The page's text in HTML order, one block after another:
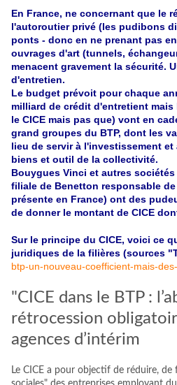
En France, ne concernant que le
l'autoroutier privé (les pudibons
ponts - donc en ne prenant pas
ouvrages d'art (tunnels,
menacent gravement la sécurité.
d'entretien.
Le budget prévoit pour chaque
milliard de crédit d'entretient
le CICE mais pas que) vont en
grand groupes du BTP, dont les
lieu de servir à l'investissement et
biens et outil de la collectivité.
Bouygues Vinci et autres
filiale de Benetton responsable
présente en France) ont des
de donner le montant de CICE
Sur le principe du CICE, voici ce
juridiques de la filières (sources
btp-un-nouveau-coefficient-mais-
"CICE dans le BTP :
rétrocession
agences d’intérim
Le CICE a pour objectif de réduire, de